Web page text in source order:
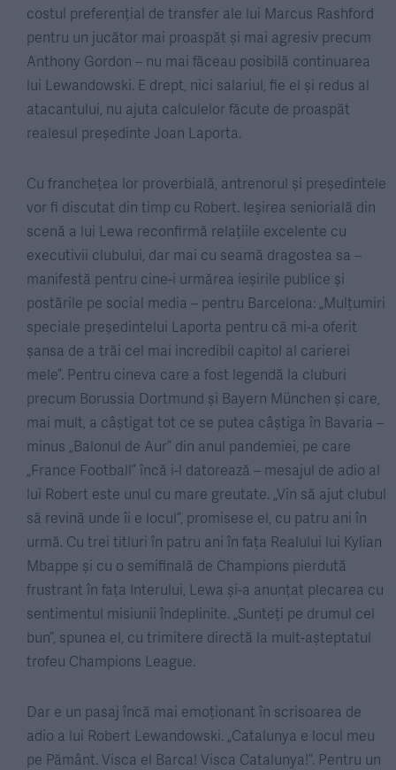
costul preferențial de transfer ale lui Marcus Rashford
pentru un jucător mai proaspăt și mai agresiv precum
Anthony Gordon – nu mai făceau posibilă continuarea
lui Lewandowski. E drept, nici salariul, fie el și redus al
atacantului, nu ajuta calculelor făcute de proaspăt
realesul președinte Joan Laporta.
Cu franchețea lor proverbială, antrenorul și președintele
vor fi discutat din timp cu Robert. Ieșirea seniorială din
scenă a lui Lewa reconfirmă relațiile excelente cu
executivii clubului, dar mai cu seamă dragostea sa –
manifestă pentru cine-i urmărea ieșirile publice și
postările pe social media – pentru Barcelona: „Mulțumiri
speciale președintelui Laporta pentru că mi-a oferit
șansa de a trăi cel mai incredibil capitol al carierei
mele”. Pentru cineva care a fost legendă la cluburi
precum Borussia Dortmund și Bayern München și care,
mai mult, a câștigat tot ce se putea câștiga în Bavaria –
minus „Balonul de Aur” din anul pandemiei, pe care
„France Football” încă i-l datorează – mesajul de adio al
lui Robert este unul cu mare greutate. „Vin să ajut clubul
să revină unde îi e locul”, promisese el, cu patru ani în
urmă. Cu trei titluri în patru ani în fața Realului lui Kylian
Mbappe și cu o semifinală de Champions pierdută
frustrant în fața Interului, Lewa și-a anunțat plecarea cu
sentimentul misiunii îndeplinite. „Sunteți pe drumul cel
bun”, spunea el, cu trimitere directă la mult-așteptatul
trofeu Champions League.
Dar e un pasaj încă mai emoționant în scrisoarea de
adio a lui Robert Lewandowski. „Catalunya e locul meu
pe Pământ. Visca el Barca! Visca Catalunya!”. Pentru un